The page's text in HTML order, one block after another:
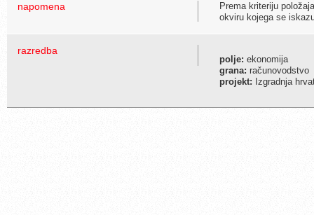
napomena
Prema kriteriju
okviru kojega se
razredba
polje: ekonomija
grana: računovodstvo
projekt: Izgradnja